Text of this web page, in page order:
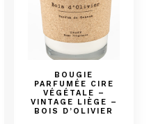
BOUGIE
PARFUMÉE CIRE
VÉGÉTALE –
VINTAGE LIÈGE –
BOIS D’OLIVIER